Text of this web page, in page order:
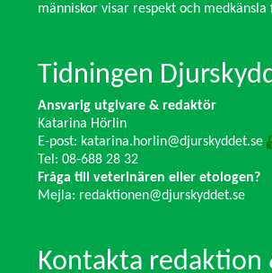
människor visar respekt och
Tidningen
Ansvarig utgivare & redaktör
Katarina Hörlin
E-post: katarina.horlin@djurskyddet.se
Tel: 08-688 28 32
Fråga till veterinären eller etologen?
Mejla: redaktionen@djurskyddet.se
Kontakta redaktion